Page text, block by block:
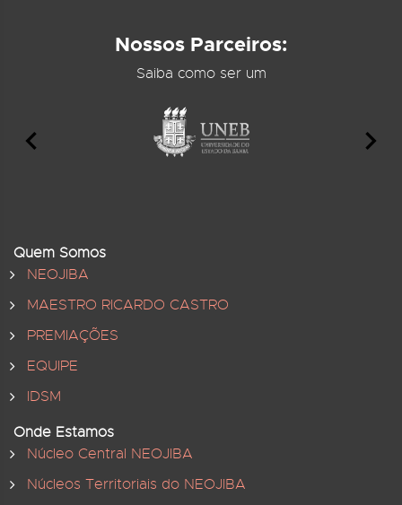
Nossos Parceiros:
Saiba como ser um
Quem Somos
NEOJIBA
MAESTRO RICARDO CASTRO
PREMIAÇÕES
EQUIPE
IDSM
Onde Estamos
Núcleo Central NEOJIBA
Núcleos Territoriais do NEOJIBA